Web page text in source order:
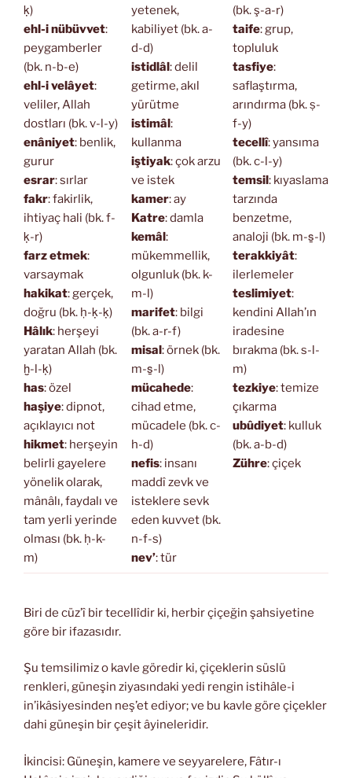
ḳ)
ehl-i nübüvvet:
peygamberler
(bk. n-b-e)
ehl-i velâyet:
veliler, Allah
dostları (bk. v-l-y)
enâniyet: benlik,
gurur
esrar: sırlar
fakr: fakirlik,
ihtiyaç hali (bk. f-
ḳ-r)
farz etmek:
varsaymak
hakikat: gerçek,
doğru (bk. ḥ-ḳ-ḳ)
Hâlık: herşeyi
yaratan Allah (bk.
ḫ-l-ḳ)
has: özel
haşiye: dipnot,
açıklayıcı not
hikmet: herşeyin
belirli gayelere
yönelik olarak,
mânâlı, faydalı ve
tam yerli yerinde
olması (bk. ḥ-k-
m)
yetenek,
kabiliyet (bk. a-
d-d)
istidlâl : delil
getirme, akıl
yürütme
istimâl :
kullanma
iştiyak: çok arzu
ve istek
kamer: ay
Katre: damla
kemâl :
mükemmellik,
olgunluk (bk. k-
m-l)
marifet: bilgi
(bk. a-r-f)
misal : örnek (bk.
m-s̱-l)
mücahede:
cihad etme,
mücadele (bk. c-
h-d)
nefis: insanı
maddî zevk ve
isteklere sevk
eden kuvvet (bk.
n-f-s)
nev’: tür
(bk. ş-a-r)
taife: grup,
topluluk
tasfiye:
saflaştırma,
arındırma (bk. ṣ-
f-y)
tecellî: yansıma
(bk. c-l-y)
temsil : kıyaslama
tarzında
benzetme,
analoji (bk. m-s̱-l)
terakkiyât:
ilerlemeler
teslimiyet:
kendini Allah’ın
iradesine
bırakma (bk. s-l-
m)
tezkiye: temize
çıkarma
ubûdiyet: kulluk
(bk. a-b-d)
Zühre: çiçek
Biri de cüz’î bir tecellîdir ki, herbir çiçeğin şahsiyetine
göre bir ifazasıdır.
Şu temsilimiz o kavle göredir ki, çiçeklerin süslü
renkleri, güneşin ziyasındaki yedi rengin istihâle-i
in’ikâsiyesinden neş’et ediyor; ve bu kavle göre çiçekler
dahi güneşin bir çeşit âyineleridir.
İkincisi: Güneşin, kamere ve seyyarelere, Fâtır-ı